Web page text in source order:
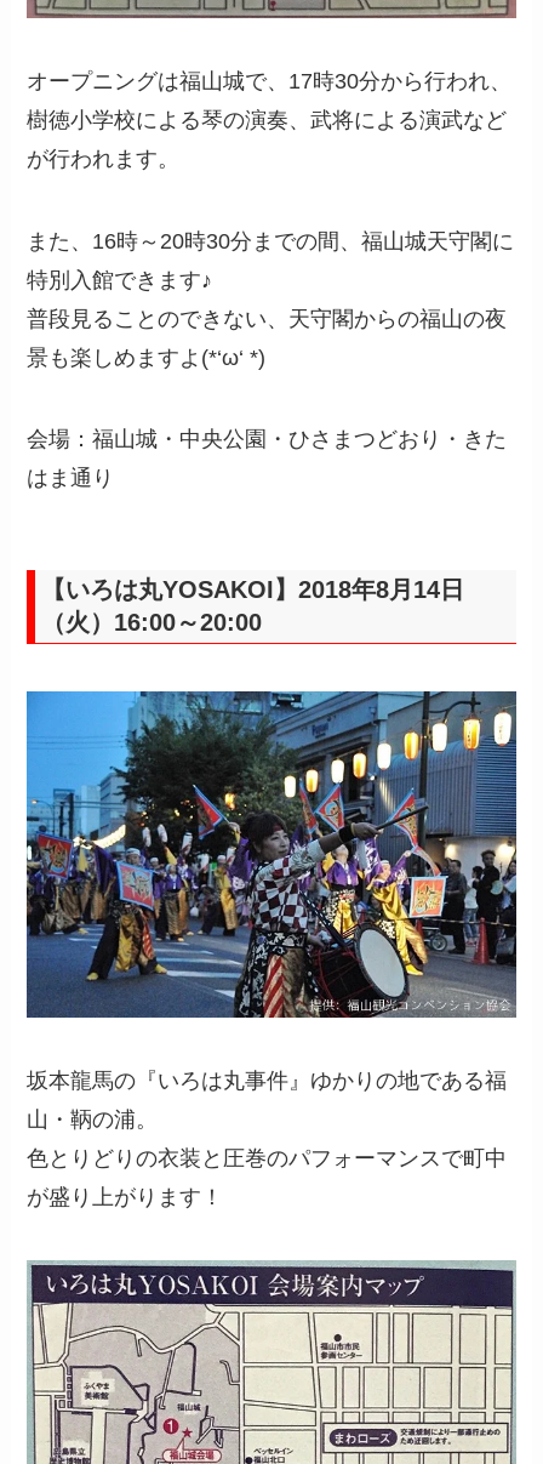
オープニングは福山城で、17時30分から行われ、
樹徳小学校による琴の演奏、武将による演武など
が行われます。
また、16時～20時30分までの間、福山城天守閣に
特別入館できます♪
普段見ることのできない、天守閣からの福山の夜
景も楽しめますよ(*‘ω‘ *)
会場：福山城・中央公園・ひさまつどおり・きた
はま通り
【いろは丸YOSAKOI】2018年8月14日
（火）16:00～20:00
坂本龍馬の『いろは丸事件』ゆかりの地である福
山・鞆の浦。
色とりどりの衣装と圧巻のパフォーマンスで町中
が盛り上がります！